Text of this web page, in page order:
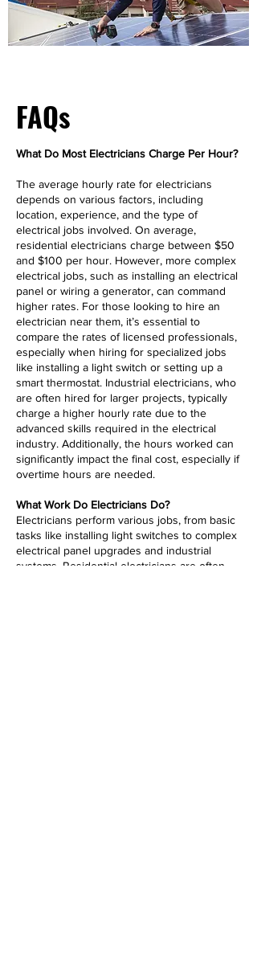
FAQs
What Do Most Electricians Charge Per Hour?
The average hourly rate for electricians
depends on various factors, including
location, experience, and the type of
electrical jobs involved. On average,
residential electricians charge between $50
and $100 per hour. However, more complex
electrical jobs, such as installing an electrical
panel or wiring a generator, can command
higher rates. For those looking to hire an
electrician near them, it’s essential to
compare the rates of licensed professionals,
especially when hiring for specialized jobs
like installing a light switch or setting up a
smart thermostat. Industrial electricians, who
are often hired for larger projects, typically
charge a higher hourly rate due to the
advanced skills required in the electrical
industry. Additionally, the hours worked can
significantly impact the final cost, especially if
overtime hours are needed.
What Work Do Electricians Do?
Electricians perform various jobs, from basic
tasks like installing light switches to complex
electrical panel upgrades and industrial
systems. Residential electricians are often